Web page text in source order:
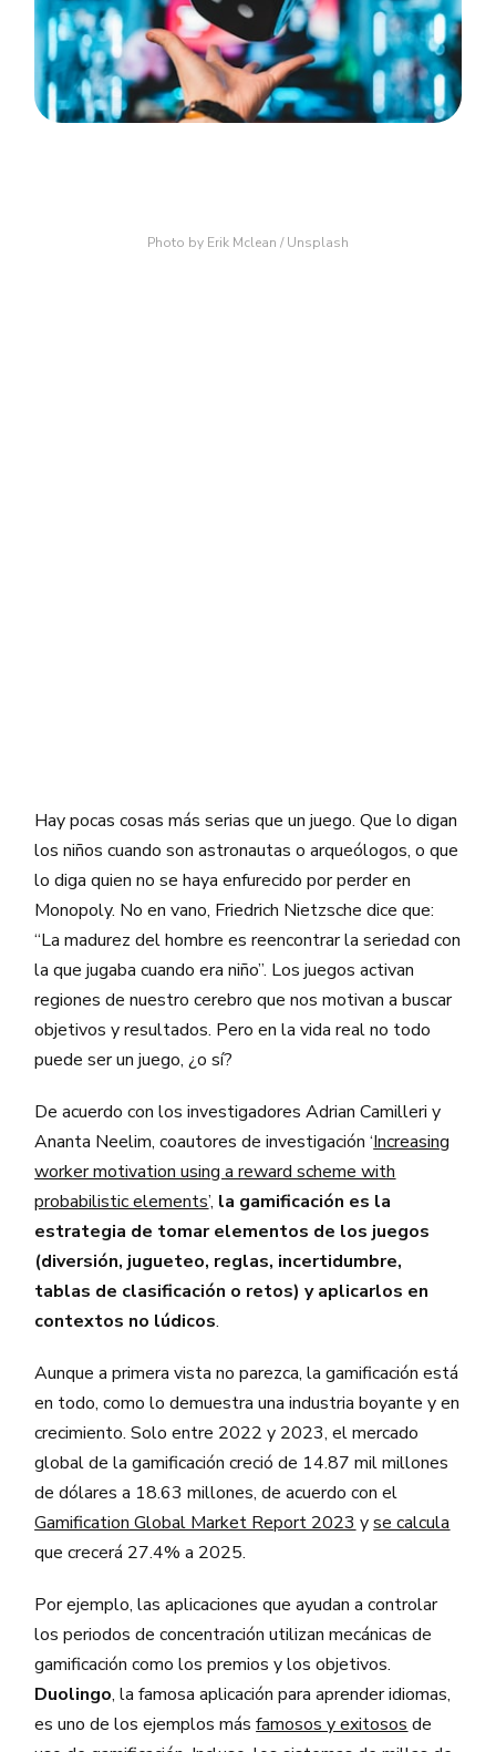
Photo by Erik Mclean / Unsplash
Hay pocas cosas más serias que un juego. Que lo digan
los niños cuando son astronautas o arqueólogos, o que
lo diga quien no se haya enfurecido por perder en
Monopoly. No en vano, Friedrich Nietzsche dice que:
“La madurez del hombre es reencontrar la seriedad con
la que jugaba cuando era niño”. Los juegos activan
regiones de nuestro cerebro que nos motivan a buscar
objetivos y resultados. Pero en la vida real no todo
puede ser un juego, ¿o sí?
De acuerdo con los investigadores Adrian Camilleri y
Ananta Neelim, coautores de investigación ‘Increasing
worker motivation using a reward scheme with
probabilistic elements’, la gamificación es la
estrategia de tomar elementos de los juegos
(diversión, jugueteo, reglas, incertidumbre,
tablas de clasificación o retos) y aplicarlos en
contextos no lúdicos.
Aunque a primera vista no parezca, la gamificación está
en todo, como lo demuestra una industria boyante y en
crecimiento. Solo entre 2022 y 2023, el mercado
global de la gamificación creció de 14.87 mil millones
de dólares a 18.63 millones, de acuerdo con el
Gamification Global Market Report 2023 yse calcula
que crecerá 27.4% a 2025.
Por ejemplo, las aplicaciones que ayudan a controlar
los periodos de concentración utilizan mecánicas de
gamificación como los premios y los objetivos.
Duolingo, la famosa aplicación para aprender idiomas,
es uno de los ejemplos másfamosos y exitosos de